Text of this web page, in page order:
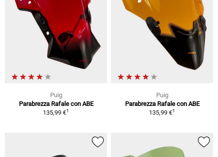
Puig
Parabrezza Rafale con ABE
135,99 €1
Puig
Parabrezza Rafale con ABE
135,99 €1